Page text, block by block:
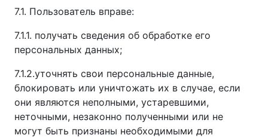
7.1. Пользователь вправе:
7.1.1. получать сведения об обработке его
персональных данных;
7.1.2.уточнять свои персональные данные,
блокировать или уничтожать их в случае, если
они являются неполными, устаревшими,
неточными, незаконно полученными или не
могут быть признаны необходимыми для